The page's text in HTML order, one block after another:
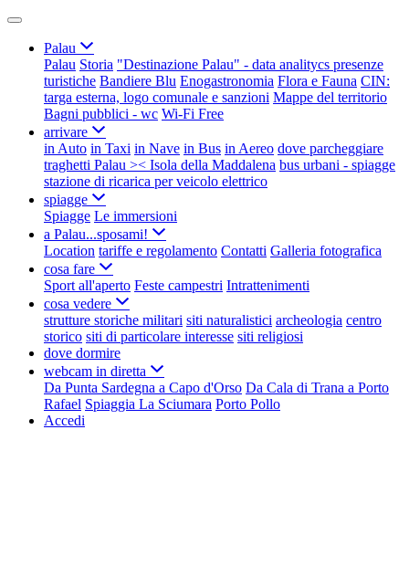
Palau
Palau Storia "Destinazione Palau" - data analitycs presenze
turistiche Bandiere Blu Enogastronomia Flora e Fauna CIN:
targa esterna, logo comunale e sanzioni Mappe del territorio
Bagni pubblici - wc Wi-Fi Free
arrivare
in Auto in Taxi in Nave in Bus in Aereo dove parcheggiare
traghetti Palau >< Isola della Maddalena bus urbani - spiagge
stazione di ricarica per veicolo elettrico
spiagge
Spiagge Le immersioni
a Palau...sposami!
Location tariffe e regolamento Contatti Galleria fotografica
cosa fare
Sport all'aperto Feste campestri Intrattenimenti
cosa vedere
strutture storiche militari siti naturalistici archeologia centro
storico siti di particolare interesse siti religiosi
dove dormire
webcam in diretta
Da Punta Sardegna a Capo d'Orso Da Cala di Trana a Porto
Rafael Spiaggia La Sciumara Porto Pollo
Accedi